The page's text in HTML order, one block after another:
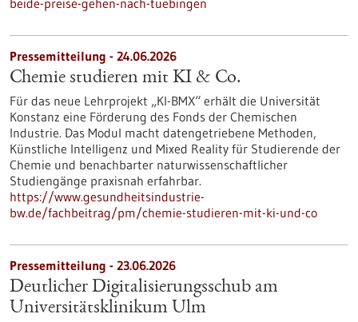
beide-preise-gehen-nach-tuebingen
Pressemitteilung - 24.06.2026
Chemie studieren mit KI & Co.
Für das neue Lehrprojekt „KI-BMX“ erhält die Universität
Konstanz eine Förderung des Fonds der Chemischen
Industrie. Das Modul macht datengetriebene Methoden,
Künstliche Intelligenz und Mixed Reality für Studierende der
Chemie und benachbarter naturwissenschaftlicher
Studiengänge praxisnah erfahrbar.
https://www.gesundheitsindustrie-
bw.de/fachbeitrag/pm/chemie-studieren-mit-ki-und-co
Pressemitteilung - 23.06.2026
Deutlicher Digitalisierungsschub am
Universitätsklinikum Ulm